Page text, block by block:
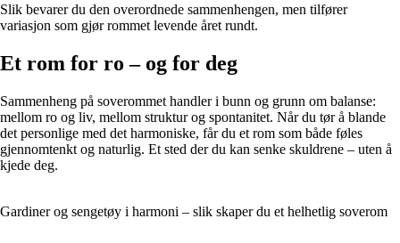
Slik bevarer du den overordnede sammenhengen, men tilfører
variasjon som gjør rommet levende året rundt.
Et rom for ro – og for deg
Sammenheng på soverommet handler i bunn og grunn om balanse:
mellom ro og liv, mellom struktur og spontanitet. Når du tør å blande
det personlige med det harmoniske, får du et rom som både føles
gjennomtenkt og naturlig. Et sted der du kan senke skuldrene – uten å
kjede deg.
Gardiner og sengetøy i harmoni – slik skaper du et helhetlig soverom